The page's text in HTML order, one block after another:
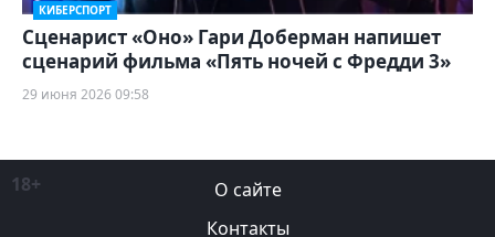
КИБЕРСПОРТ
Сценарист «Оно» Гари Доберман напишет
сценарий фильма «Пять ночей с Фредди 3»
29 июня 2026 09:58
18+
О сайте
Контакты